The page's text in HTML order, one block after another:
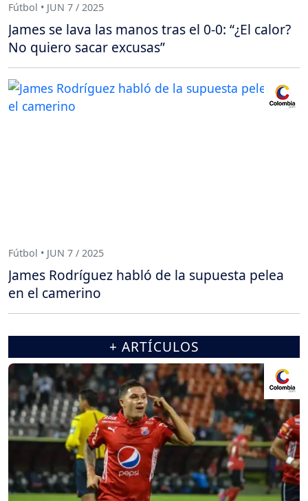
Fútbol • JUN 7 / 2025
James se lava las manos tras el 0-0: “¿El calor?
No quiero sacar excusas”
Fútbol • JUN 7 / 2025
James Rodríguez habló de la supuesta pelea
en el camerino
+ ARTÍCULOS